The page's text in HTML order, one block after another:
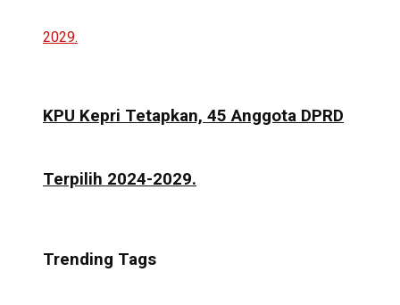
KPU Kepri Tetapkan, 45 Anggota DPRD
Terpilih 2024-2029.
Trending Tags